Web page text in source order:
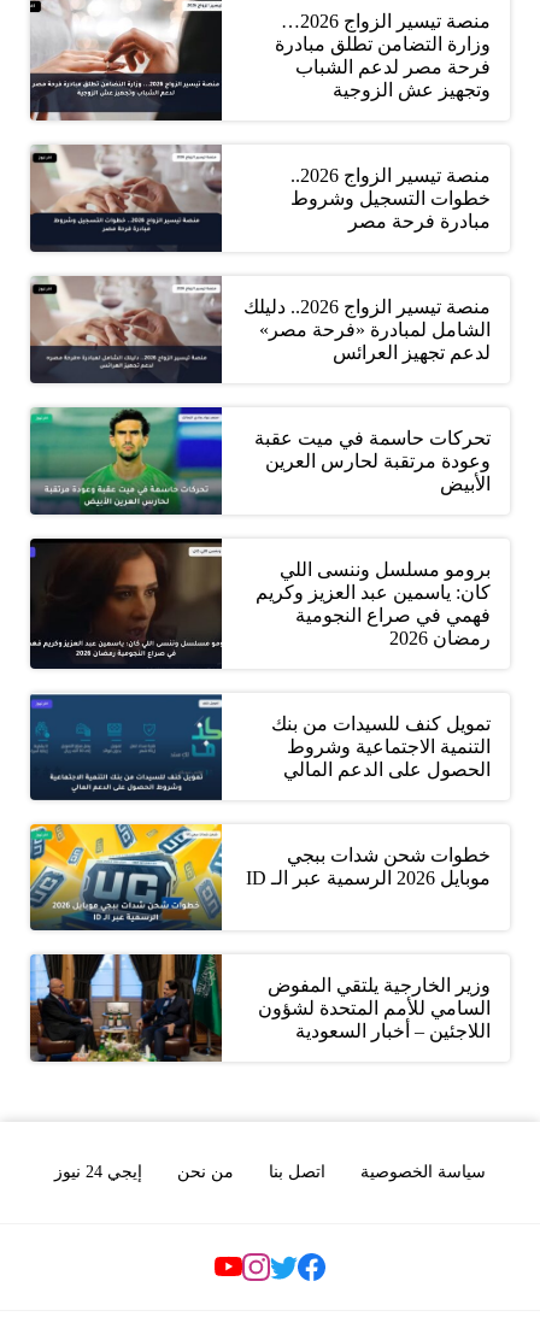
منصة تيسير الزواج 2026…
وزارة التضامن تطلق مبادرة
فرحة مصر لدعم الشباب
وتجهيز عش الزوجية
منصة تيسير الزواج 2026..
خطوات التسجيل وشروط
مبادرة فرحة مصر
منصة تيسير الزواج 2026.. دليلك
الشامل لمبادرة «فرحة مصر»
لدعم تجهيز العرائس
تحركات حاسمة في ميت عقبة
وعودة مرتقبة لحارس العرين
الأبيض
برومو مسلسل وننسى اللي
كان: ياسمين عبد العزيز وكريم
فهمي في صراع النجومية
رمضان 2026
تمويل كنف للسيدات من بنك
التنمية الاجتماعية وشروط
الحصول على الدعم المالي
خطوات شحن شدات ببجي
موبايل 2026 الرسمية عبر الـ ID
وزير الخارجية يلتقي المفوض
السامي للأمم المتحدة لشؤون
اللاجئين – أخبار السعودية
سياسة الخصوصية اتصل بنا من نحن إيجي 24 نيوز
Social Links